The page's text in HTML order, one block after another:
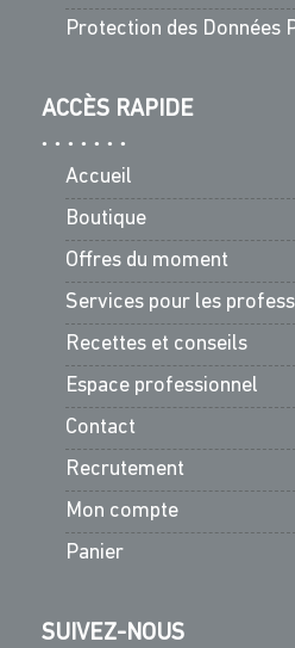
Protection des Données
ACCÈS RAPIDE
Accueil
Boutique
Offres du moment
Services pour les
Recettes et conseils
Espace professionnel
Contact
Recrutement
Mon compte
Panier
SUIVEZ-NOUS